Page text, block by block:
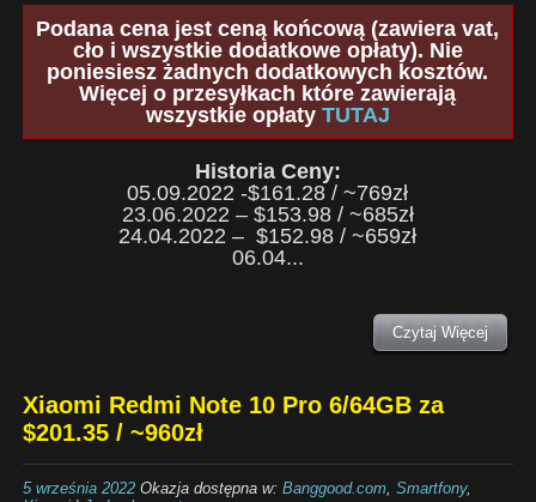
Podana cena jest ceną końcową (zawiera vat,
cło i wszystkie dodatkowe opłaty). Nie
poniesiesz żadnych dodatkowych kosztów.
Więcej o przesyłkach które zawierają
wszystkie opłaty TUTAJ
Historia Ceny:
05.09.2022 -$161.28 / ~769zł
23.06.2022 – $153.98 / ~685zł
24.04.2022 – $152.98 / ~659zł
06.04...
Czytaj Więcej
Xiaomi Redmi Note 10 Pro 6/64GB za
$201.35 / ~960zł
5 września 2022Okazja dostępna w: Banggood.com, Smartfony,